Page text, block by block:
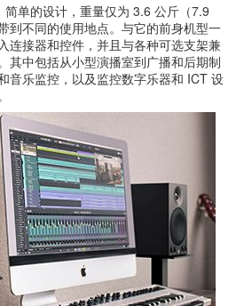
单的设计，重量仅为 3.6 公斤（7.9
到不同的使用地点。与它的前身机型一
连接器和控件，并且与各种可选支架兼
其中包括从小型演播室到广播和后期制
音乐监控，以及监控数字乐器和 ICT 设